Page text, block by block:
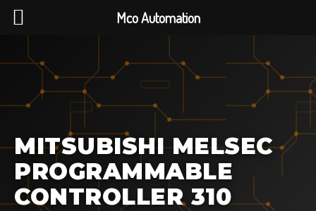
MITSUBISHI MELSEC
PROGRAMMABLE
CONTROLLER 310
Mco Automation